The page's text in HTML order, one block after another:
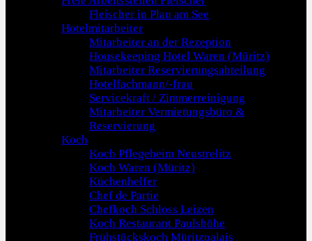
Fleischer in Plau am See
Hotelmitarbeiter
Mitarbeiter an der Rezeption
Housekeeping Hotel Waren (Müritz)
Mitarbeiter Reservierungsabteilung
Hotelfachmann/-frau
Servicekraft / Zimmerreinigung
Mitarbeiter Vermietungsbüro &
Reservierung
Koch
Koch Pflegeheim Neustrelitz
Koch Waren (Müritz)
Küchenhelfer
Chef de Partie
Chefkoch Schloss Leizen
Koch Restaurant Paulshöhe
Frühstückskoch Müritzpalais